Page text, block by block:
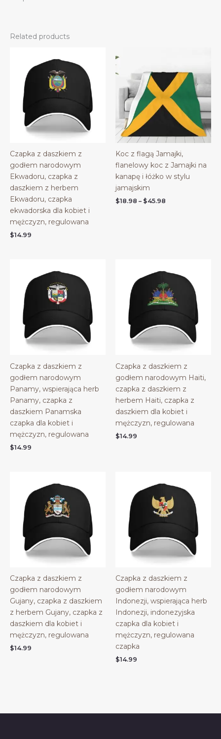
Related products
Czapka z daszkiem z
godłem narodowym
Ekwadoru, czapka z
daszkiem z herbem
Ekwadoru, czapka
ekwadorska dla kobiet i
mężczyzn, regulowana
$14.99
Koc z flagą Jamajki,
flanelowy koc z Jamajki na
kanapę i łóżko w stylu
jamajskim
$18.98 – $45.98
Czapka z daszkiem z
godłem narodowym
Panamy, wspierająca herb
Panamy, czapka z
daszkiem Panamska
czapka dla kobiet i
mężczyzn, regulowana
$14.99
Czapka z daszkiem z
godłem narodowym Haiti,
czapka z daszkiem z
herbem Haiti, czapka z
daszkiem dla kobiet i
mężczyzn, regulowana
$14.99
Czapka z daszkiem z
godłem narodowym
Gujany, czapka z daszkiem
z herbem Gujany, czapka z
daszkiem dla kobiet i
mężczyzn, regulowana
$14.99
Czapka z daszkiem z
godłem narodowym
Indonezji, wspierająca herb
Indonezji, indonezyjska
czapka dla kobiet i
mężczyzn, regulowana
czapka
$14.99